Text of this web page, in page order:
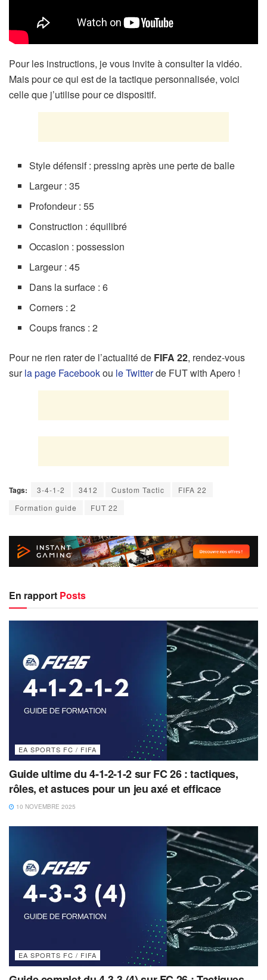
Pour les instructions, je vous invite à consulter la vidéo.
Mais pour ce qui est de la tactique personnalisée, voici
celle que j’utilise pour ce dispositif.
Style défensif : pressing après une perte de balle
Largeur : 35
Profondeur : 55
Construction : équilibré
Occasion : possession
Largeur : 45
Dans la surface : 6
Corners : 2
Coups francs : 2
Pour ne rien rater de l’actualité de FIFA 22, rendez-vous
surla page Facebookou le Twitterde FUT with Apero !
Tags: 3-4-1-2 3412 Custom Tactic
FIFA 22
Formation guide
FUT 22
En rapport Posts
EA SPORTS FC / FIFA
Guide ultime du 4-1-2-1-2 sur FC 26 : tactiques,
rôles, et astuces pour un jeu axé et efficace
10 NOVEMBRE 2025
EA SPORTS FC / FIFA